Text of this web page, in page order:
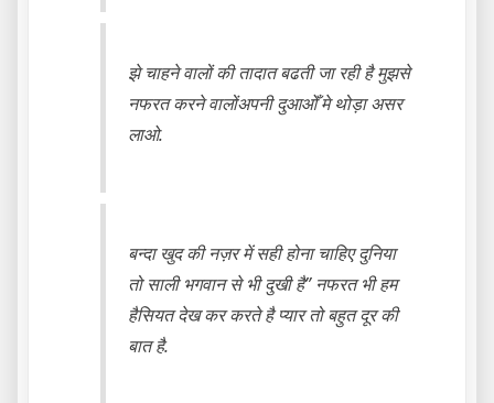
झे चाहने वालों की तादात बढती जा रही है मुझसे
नफरत करने वालोंअपनी दुआओँ मे थोड़ा असर
लाओ.
बन्दा खुद की नज़र में सही होना चाहिए दुनिया
तो साली भगवान से भी दुखी है” नफरत भी हम
हैसियत देख कर करते है प्यार तो बहुत दूर की
बात है.